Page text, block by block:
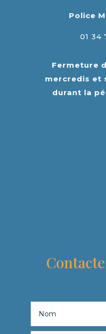
Police
01 34
Fermeture
mercredis et
durant la